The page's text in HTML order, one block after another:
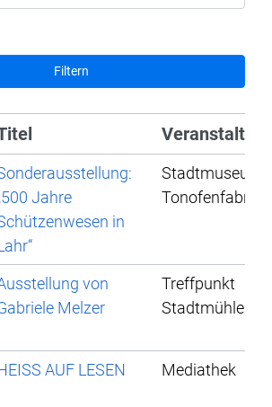
Filtern
Jahre
in
Stadtmuseum
Tonofenfabrik
von
Melzer
Treffpunkt
Stadtmühle
AUF LESEN Mediathek